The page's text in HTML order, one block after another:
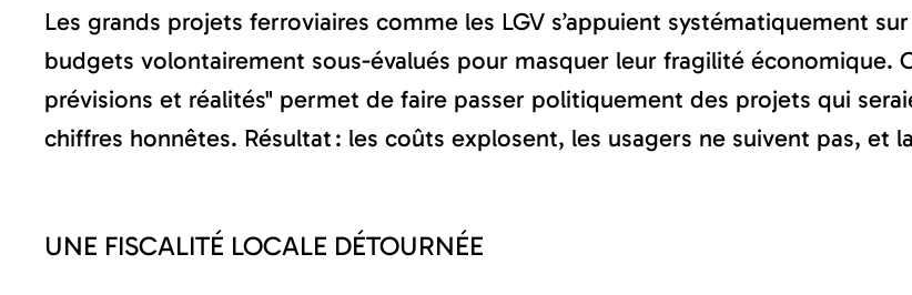
Les grands projets ferroviaires comme les LGV s’appuient systématiquement
budgets volontairement sous-évalués pour masquer leur fragilité
prévisions et réalités" permet de faire passer politiquement des projets qui
chiffres honnêtes. Résultat : les coûts explosent, les usagers ne suivent pas, et
UNE FISCALITÉ LOCALE DÉTOURNÉE